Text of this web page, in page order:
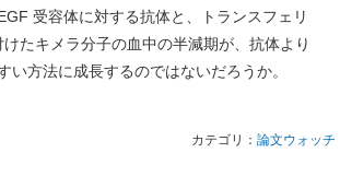
受容体に対する抗体と、トランスフェリ
たキメラ分子の血中の半減期が、抗体より
方法に成長するのではないだろうか。
カテゴリ： 論文ウォッチ